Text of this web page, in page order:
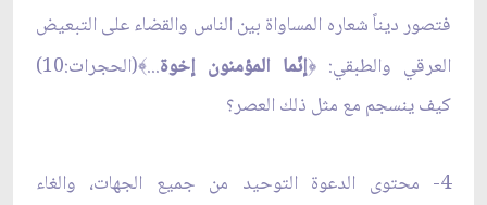
فتصور ديناً شعاره المساواة بين الناس والقضاء على التبعيض
العرقي والطبقي: ﴿إنّما المؤمنون إخوة...﴾
(الحجرات:10)
كيف ينسجم مع مثل ذلك العصر؟
4- محتوى الدعوة التوحيد من جميع الجهات، والغاء